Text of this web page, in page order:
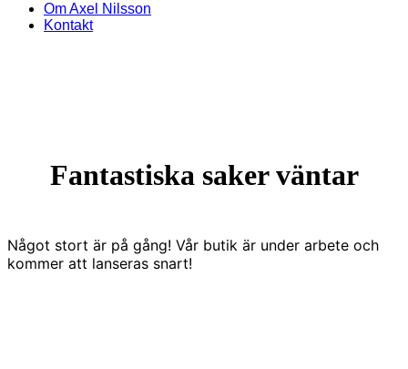
Om Axel Nilsson
Kontakt
Fantastiska saker väntar
Något stort är på gång! Vår butik är under arbete och
kommer att lanseras snart!